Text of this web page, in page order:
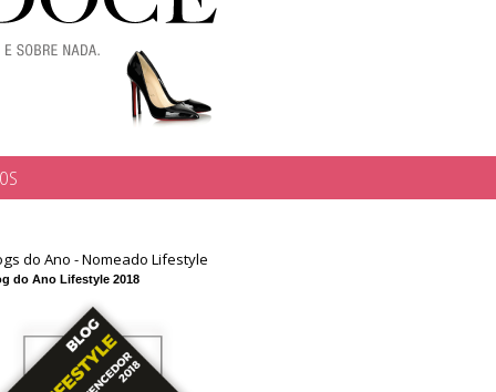
do Ano - Nomeado Lifestyle
do Ano Lifestyle 2018